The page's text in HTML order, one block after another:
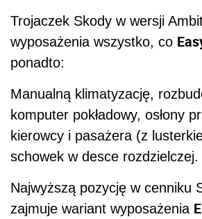
Trojaczek Skody w wersji
wyposażenia wszystko, co
ponadto:
Manualną klimatyzację,
komputer pokładowy, osłony
kierowcy i pasażera (z
schowek w desce rozdzielczej.
Najwyższą pozycję w cenniku
zajmuje wariant wyposażenia